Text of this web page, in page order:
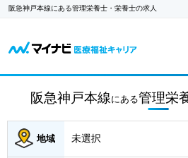
阪急神戸本線にある管理栄養士・栄養士の求人
阪急神戸本線 にある管理栄
地域 未選択